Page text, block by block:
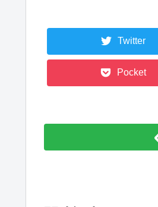
Twitter
Pocket